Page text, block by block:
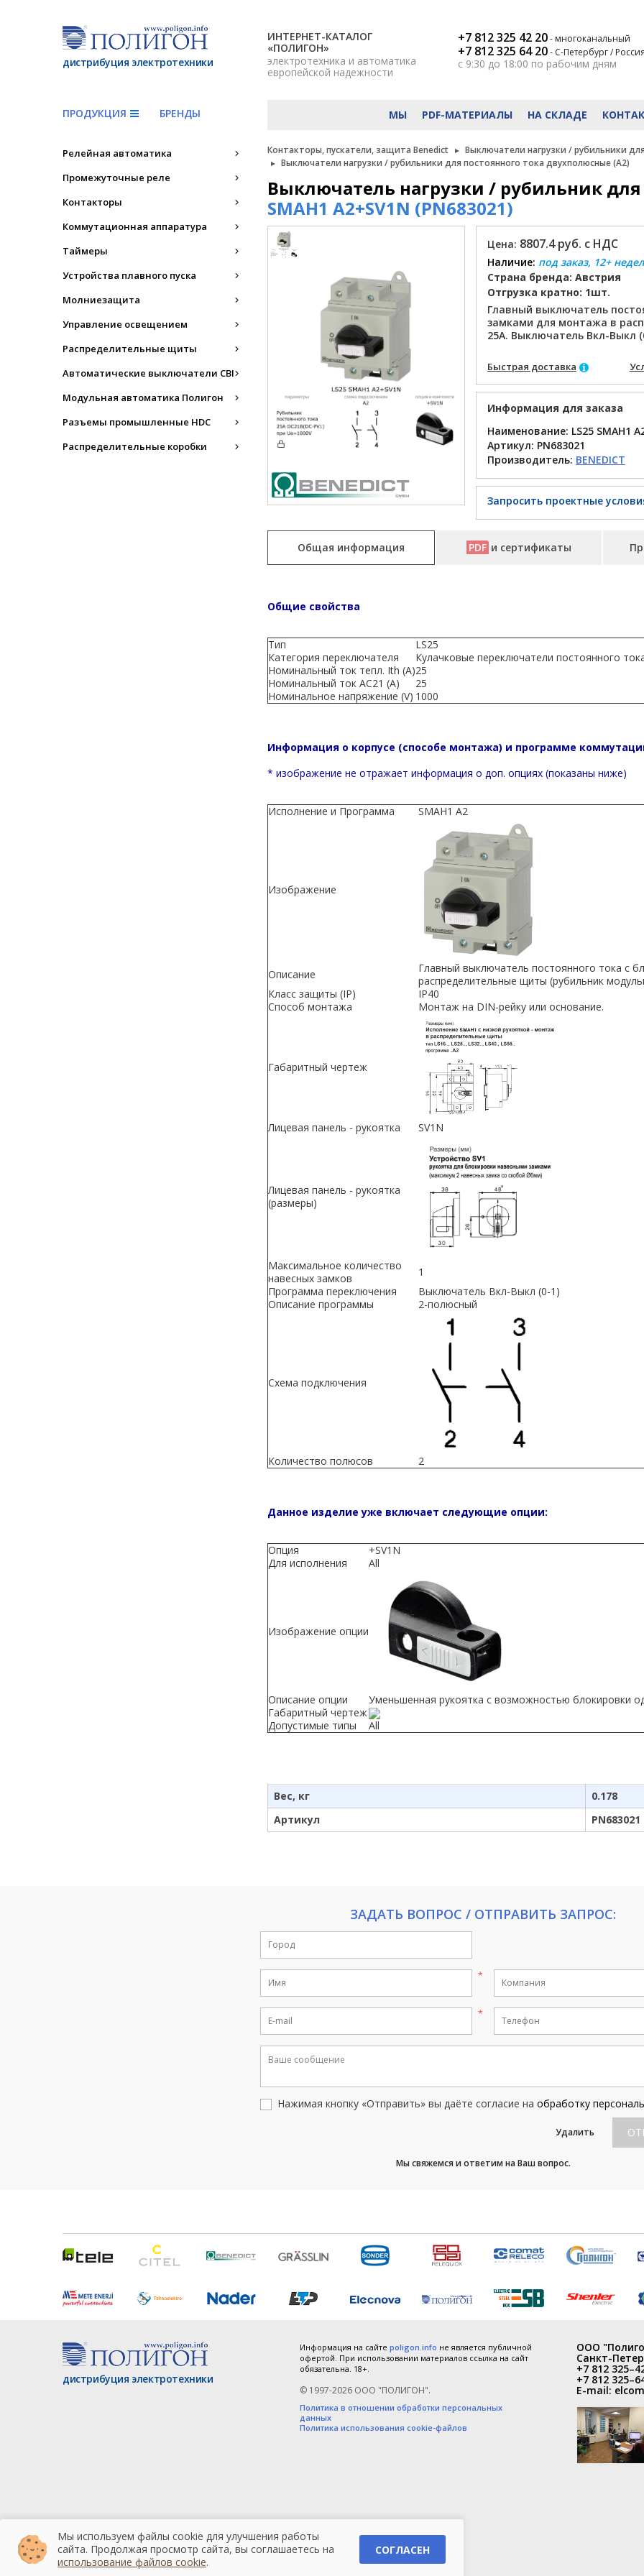
дистрибуция электротехники
ИНТЕРНЕТ-КАТАЛОГ
«ПОЛИГОН»
электротехника и автоматика
европейской надежности
+7 812 325 42 20- многоканальный
+7 812 325 64 20- С-Петербург / Россия
с 9:30 до 18:00 по рабочим дням
ПРОДУКЦИЯ БРЕНДЫ МЫ PDF-МАТЕРИАЛЫ НА СКЛАДЕ
Релейная автоматика
Промежуточные реле
Контакторы
Коммутационная аппаратура
Таймеры
Устройства плавного пуска
Молниезащита
Управление освещением
Распределительные щиты
Автоматические выключатели CBI
Модульная автоматика Полигон
Разъемы промышленные HDC
Распределительные коробки
Контакторы, пускатели, защита Benedict
Выключатели нагрузки / рубильники
Выключатели нагрузки / рубильники для постоянного тока двухполюсные (A2)
Выключатель нагрузки / рубильник для
SMAH1 A2+SV1N (PN683021)
Цена: 8807.4 руб. с НДС
Наличие: под заказ, 12+
Страна бренда: Австрия
Отгрузка кратно: 1шт.
Главный выключатель
замками для монтажа в
25A. Выключатель Вкл-Выкл
Быстрая доставка
Информация для заказа
Наименование: LS25 SMAH1
Артикул: PN683021
Производитель: BENEDICT
Запросить проектные
Общая информация PDF и сертификаты
Общие свойства
Тип
LS25
Категория переключателя
Кулачковые переключатели постоянного
Номинальный ток тепл. Ith (A)25
Номинальный ток AC21 (A)
25
Номинальное напряжение (V) 1000
Информация о корпусе (способе монтажа) и программе
* изображение не отражает информация о доп. опциях (показаны ниже)
Исполнение и Программа SMAH1 A2
Изображение
Описание
Главный выключатель постоянного тока с
распределительные щиты (рубильник
Класс защиты (IP)
IP40
Способ монтажа
Монтаж на DIN-рейку или основание.
Габаритный чертеж
Лицевая панель - рукоятка SV1N
Лицевая панель - рукоятка
(размеры)
Максимальное количество
навесных замков
1
Программа переключения
Выключатель Вкл-Выкл (0-1)
Описание программы
2-полюсный
Схема подключения
Количество полюсов 2
Данное изделие уже включает следующие опции:
Опция
+SV1N
Для исполнения
All
Изображение опции
Описание опции
Уменьшенная рукоятка с возможностью блокировки
Габаритный чертеж
Допустимые типы
All
Вес, кг
0.178
Артикул
PN683021
ЗАДАТЬ ВОПРОС / ОТПРАВИТЬ ЗАПРОС:
Нажимая кнопку «Отправить» вы даёте согласие на обработку
Удалить
Мы свяжемся и ответим на Ваш вопрос.
дистрибуция электротехники
Информация на сайте poligon.info не является публичной
офертой. При использовании материалов ссылка на сайт
обязательна. 18+.
© 1997-2026 ООО "ПОЛИГОН".
Политика в отношении обработки персональных
данных
Политика использования cookie-файлов
ООО
Санкт-
+7 812
+7 812
E-mail:
Мы используем файлы cookie для улучшения работы
сайта. Продолжая просмотр сайта, вы соглашаетесь на
использование файлов cookie.
СОГЛАСЕН